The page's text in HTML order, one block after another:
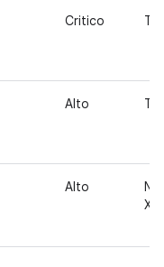
Critico
Alto
Alto
X1